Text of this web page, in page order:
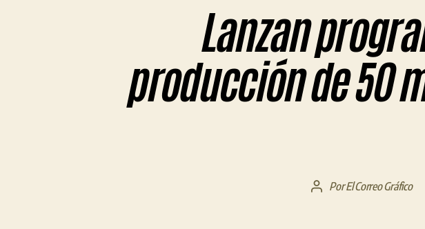
Lanzan
producción de 50
Autor
PorEl Correo Gráfico